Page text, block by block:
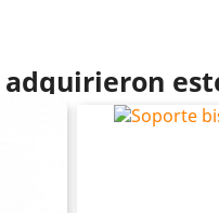
adquirieron